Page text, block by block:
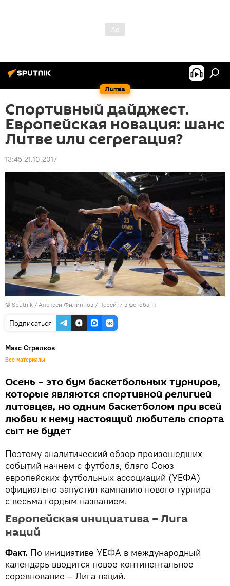
Литва
Спортивный дайджест.
Европейская новация: шанс
Литве или сегрегация?
13:45 21.10.2017
© Sputnik / Алексей Филиппов / Перейти в фотобанк
Подписаться
Макс Стрелков
Все материалы
Осень – это бум баскетбольных турниров,
которые являются спортивной религией
литовцев, но одним баскетболом при всей
любви к нему настоящий любитель спорта
сыт не будет
Поэтому аналитический обзор произошедших
событий начнем с футбола, благо Союз
европейских футбольных ассоциаций (УЕФА)
официально запустил кампанию нового турнира
с весьма гордым названием.
Европейская инициатива – Лига
наций
Факт. По инициативе УЕФА в международный
календарь вводится новое континентальное
соревнование – Лига наций.